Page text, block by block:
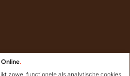
.
zowel functionele als analytische cookies.